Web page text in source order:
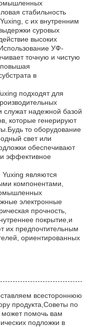
стабильность
с их внутренним
суровых
высоких
УФ-
точную и чистую
повышая
в
подходят для
служат надежной базой
которые генерируют
то оборудование
свет или
обеспечивают
эффективное
Yuxing являются
компонентами,
электронные
прочность,
покрытие,и
их предпочтительным
ориентированных
всестороннюю
продукта,Советы по
помочь вам
подложки в